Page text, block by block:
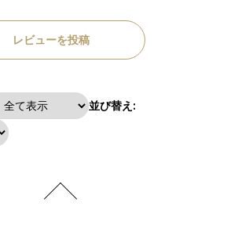
レビューを投稿
並び替え: